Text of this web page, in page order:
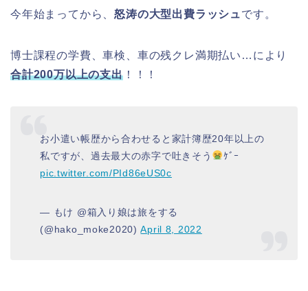
今年始まってから、怒涛の大型出費ラッシュです。
博士課程の学費、車検、車の残クレ満期払い…により
合計200万以上の支出！！！
お小遣い帳歴から合わせると家計簿歴20年以上の
私ですが、過去最大の赤字で吐きそう
ｹﾞｰ
pic.twitter.com/PId86eUS0c
— もけ @箱入り娘は旅をする
(@hako_moke2020)April 8, 2022